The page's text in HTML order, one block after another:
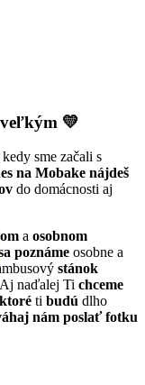
💛
kedy sme začali s
na Mobake nájdeš
do domácnosti aj
a osobnom
poznáme osobne a
stánok
Aj naďalej Ti chceme
ti budú dlho
nám poslať fotku